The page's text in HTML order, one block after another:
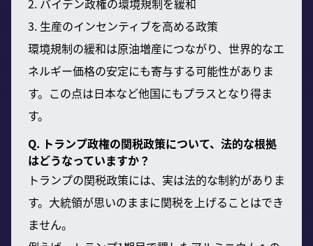
3. 生産のインセンティブを高める政策
環境規制の緩和は原油増産につながり、世界的なエ
ネルギー価格の安定にも寄与する可能性がありま
す。この点は日本など他国にもプラスとなり得ま
す。
Q. トランプ政権の関税政策について、法的な根拠
はどうなっていますか？
トランプの関税政策には、実は法的な制約がありま
す。大統領が思いのままに関税を上げることはでき
ません。